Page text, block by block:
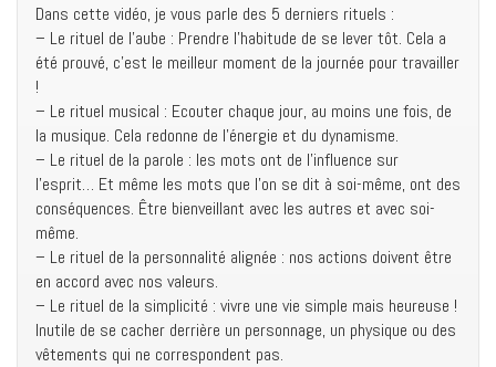
Dans cette vidéo, je vous parle des 5 derniers rituels :
– Le rituel de l’aube : Prendre l’habitude de se lever tôt. Cela a
été prouvé, c’est le meilleur moment de la journée pour travailler
!
– Le rituel musical : Ecouter chaque jour, au moins une fois, de
la musique. Cela redonne de l’énergie et du dynamisme.
– Le rituel de la parole : les mots ont de l’influence sur
l’esprit… Et même les mots que l’on se dit à soi-même, ont des
conséquences. Être bienveillant avec les autres et avec soi-
même.
– Le rituel de la personnalité alignée : nos actions doivent être
en accord avec nos valeurs.
– Le rituel de la simplicité : vivre une vie simple mais heureuse !
Inutile de se cacher derrière un personnage, un physique ou des
vêtements qui ne correspondent pas.